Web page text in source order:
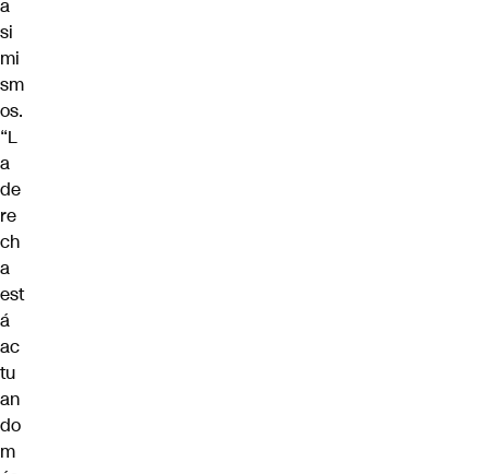
a
si
mi
sm
os.
“L
a
de
re
ch
a
est
á
ac
tu
an
do
m